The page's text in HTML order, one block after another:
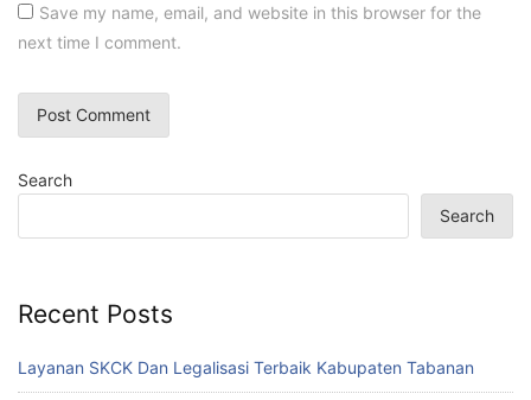
Save my name, email, and website in this browser for the
next time I comment.
Search
Search
Recent Posts
Layanan SKCK Dan Legalisasi Terbaik Kabupaten Tabanan